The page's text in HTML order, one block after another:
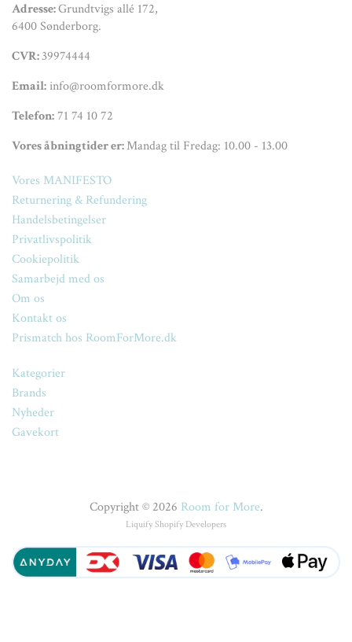
Adresse:Grundtvigs allé 172,
6400 Sønderborg.
CVR:39974444
Email:info@roomformore.dk
Telefon:71 74 10 72
Vores åbningtider er:Mandag til Fredag: 10.00 - 13.00
Vores MANIFESTO
Returnering & Refundering
Handelsbetingelser
Privatlivspolitik
Cookiepolitik
Samarbejd med os
Om os
Kontakt os
Prismatch hos RoomForMore.dk
Kategorier
Brands
Nyheder
Gavekort
Copyright © 2026 Room for More.
Liquify Shopify Developers